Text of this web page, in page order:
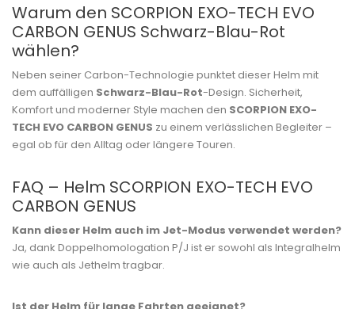
Warum den SCORPION EXO-TECH EVO
CARBON GENUS Schwarz-Blau-Rot
wählen?
Neben seiner Carbon-Technologie punktet dieser Helm mit
dem auffälligen Schwarz-Blau-Rot-Design. Sicherheit,
Komfort und moderner Style machen den SCORPION EXO-
TECH EVO CARBON GENUS zu einem verlässlichen Begleiter –
egal ob für den Alltag oder längere Touren.
FAQ – Helm SCORPION EXO-TECH EVO
CARBON GENUS
Kann dieser Helm auch im Jet-Modus verwendet werden?
Ja, dank Doppelhomologation P/J ist er sowohl als Integralhelm
wie auch als Jethelm tragbar.
Ist der Helm für lange Fahrten geeignet?